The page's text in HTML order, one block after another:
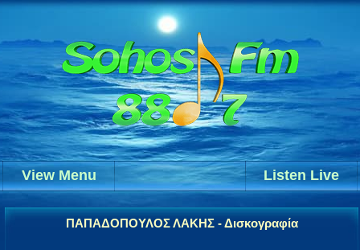
Listen Live
View Menu
ΠΑΠΑΔΟΠΟΥΛΟΣ ΛΑΚΗΣ - Δισκογραφία